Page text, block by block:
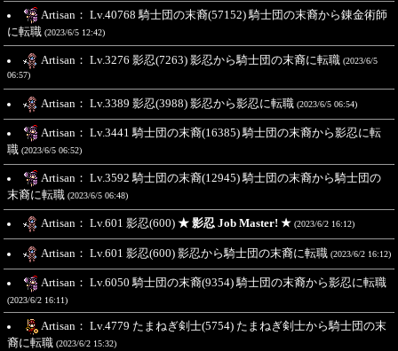
Artisan： Lv.40768 騎士団の末裔(57152) 騎士団の末裔から錬金術師
に転職 (2023/6/5 12:42)
Artisan： Lv.3276 影忍(7263) 影忍から騎士団の末裔に転職 (2023/6/5
06:57)
Artisan： Lv.3389 影忍(3988) 影忍から影忍に転職 (2023/6/5 06:54)
Artisan： Lv.3441 騎士団の末裔(16385) 騎士団の末裔から影忍に転
職 (2023/6/5 06:52)
Artisan： Lv.3592 騎士団の末裔(12945) 騎士団の末裔から騎士団の
末裔に転職 (2023/6/5 06:48)
Artisan： Lv.601 影忍(600) ★ 影忍 Job Master! ★ (2023/6/2 16:12)
Artisan： Lv.601 影忍(600) 影忍から騎士団の末裔に転職 (2023/6/2 16:12)
Artisan： Lv.6050 騎士団の末裔(9354) 騎士団の末裔から影忍に転職
(2023/6/2 16:11)
Artisan： Lv.4779 たまねぎ剣士(5754) たまねぎ剣士から騎士団の末
裔に転職 (2023/6/2 15:32)